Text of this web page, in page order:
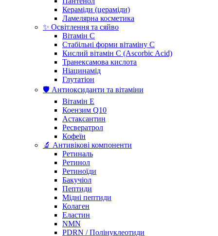
Кераміди (цераміди)
Ламелярна косметика
✨ Освітлення та сяйво
Вітамін С
Стабільні форми вітаміну С
Кислий вітамін С (Ascorbic Acid)
Транексамова кислота
Ніацинамід
Глутатіон
🛡️ Антиоксиданти та вітаміни
Вітамін Е
Коензим Q10
Астаксантин
Ресвератрол
Кофеїн
🔬 Антивікові компоненти
Ретиналь
Ретинол
Ретиноїди
Бакучіол
Пептиди
Мідні пептиди
Колаген
Еластин
NMN
PDRN / Полінуклеотиди